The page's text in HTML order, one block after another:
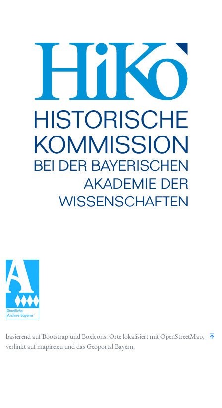
basierend aufBootstrapundBoxicons. Orte lokalisiert mitOpenStreetMap,
verlinkt aufmapire.euund das Geoportal Bayern.